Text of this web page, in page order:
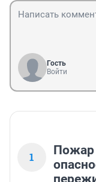
Гость
Войти
1
Пожар